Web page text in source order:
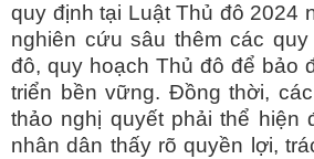
quy định tại Luật Thủ đô 2024
nghiên cứu sâu thêm các
đô, quy hoạch Thủ đô để bảo
triển bền vững. Đồng thời,
thảo nghị quyết phải thể hiện
nhân dân thấy rõ quyền lợi,